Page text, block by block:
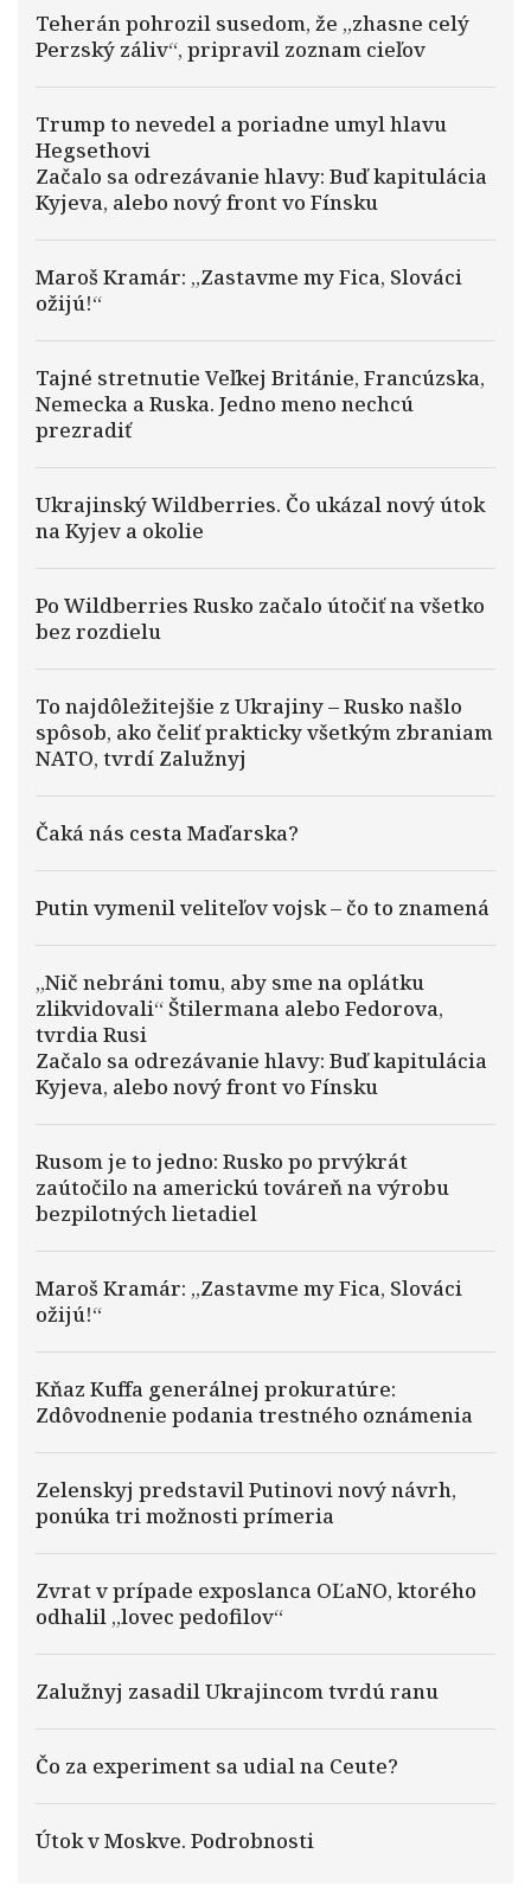
Teherán pohrozil susedom, že „zhasne celý
Perzský záliv“, pripravil zoznam cieľov
Trump to nevedel a poriadne umyl hlavu
Hegsethovi
Začalo sa odrezávanie hlavy: Buď kapitulácia
Kyjeva, alebo nový front vo Fínsku
Maroš Kramár: „Zastavme my Fica, Slováci
ožijú!“
Tajné stretnutie Veľkej Británie, Francúzska,
Nemecka a Ruska. Jedno meno nechcú
prezradiť
Ukrajinský Wildberries. Čo ukázal nový útok
na Kyjev a okolie
Po Wildberries Rusko začalo útočiť na všetko
bez rozdielu
To najdôležitejšie z Ukrajiny – Rusko našlo
spôsob, ako čeliť prakticky všetkým zbraniam
NATO, tvrdí Zalužnyj
Čaká nás cesta Maďarska?
Putin vymenil veliteľov vojsk – čo to znamená
„Nič nebráni tomu, aby sme na oplátku
zlikvidovali“ Štilermana alebo Fedorova,
tvrdia Rusi
Začalo sa odrezávanie hlavy: Buď kapitulácia
Kyjeva, alebo nový front vo Fínsku
Rusom je to jedno: Rusko po prvýkrát
zaútočilo na americkú továreň na výrobu
bezpilotných lietadiel
Maroš Kramár: „Zastavme my Fica, Slováci
ožijú!“
Kňaz Kuffa generálnej prokuratúre:
Zdôvodnenie podania trestného oznámenia
Zelenskyj predstavil Putinovi nový návrh,
ponúka tri možnosti prímeria
Zvrat v prípade exposlanca OĽaNO, ktorého
odhalil „lovec pedofilov“
Zalužnyj zasadil Ukrajincom tvrdú ranu
Čo za experiment sa udial na Ceute?
Útok v Moskve. Podrobnosti